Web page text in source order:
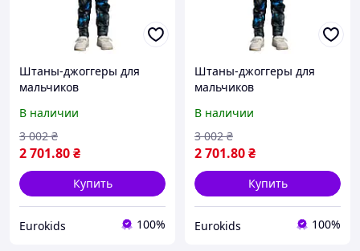
Штаны-джоггеры для
мальчиков
В наличии
2 701.80₴
3 002 ₴
Купить
Eurokids 100%
Штаны-джоггеры для
мальчиков
В наличии
2 701.80₴
3 002 ₴
Купить
Eurokids 100%